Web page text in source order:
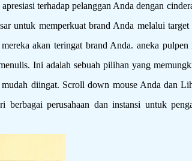
terhadap pelanggan Anda dengan
untuk memperkuat brand Anda melalui target
akan teringat brand Anda. aneka pulpen
Ini adalah sebuah pilihan yang
diingat. Scroll down mouse Anda dan
berbagai perusahaan dan instansi untuk